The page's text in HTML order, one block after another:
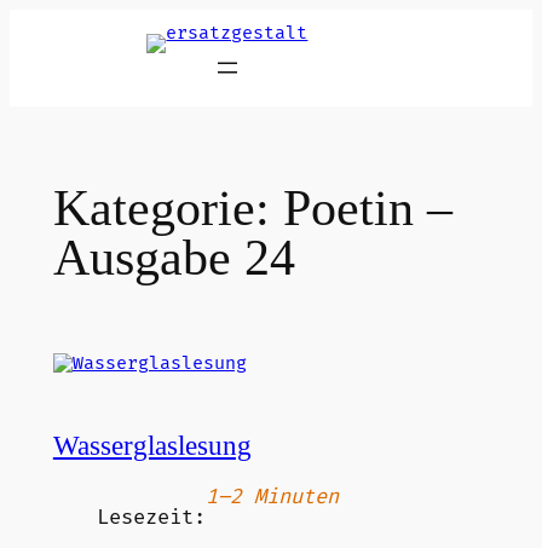
Kategorie: Poetin –
Ausgabe 24
Wasserglaslesung
Lesezeit:
1–2 Minuten